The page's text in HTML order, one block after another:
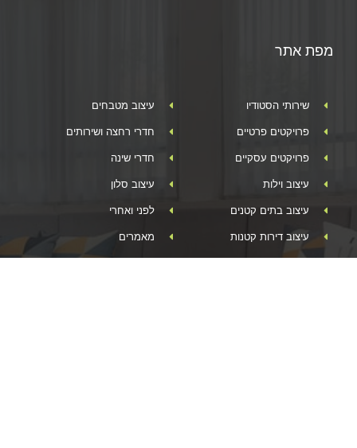
מפת אתר
שירותי הסטודיו
פרויקטים פרטיים
פרויקטים עסקיים
עיצוב וילות
עיצוב בתים קטנים
עיצוב דירות קטנות
עיצוב מטבחים
חדרי רחצה ושירותים
חדרי שינה
עיצוב סלון
לפני ואחרי
מאמרים